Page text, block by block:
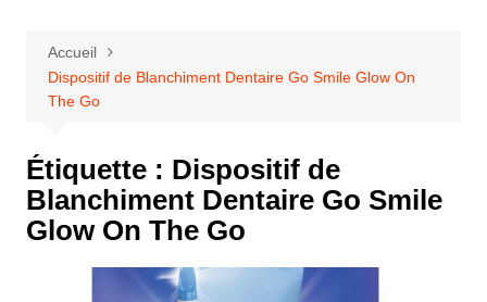
Accueil
Dispositif de Blanchiment Dentaire Go Smile Glow On
The Go
Étiquette : Dispositif de
Blanchiment Dentaire Go Smile
Glow On The Go